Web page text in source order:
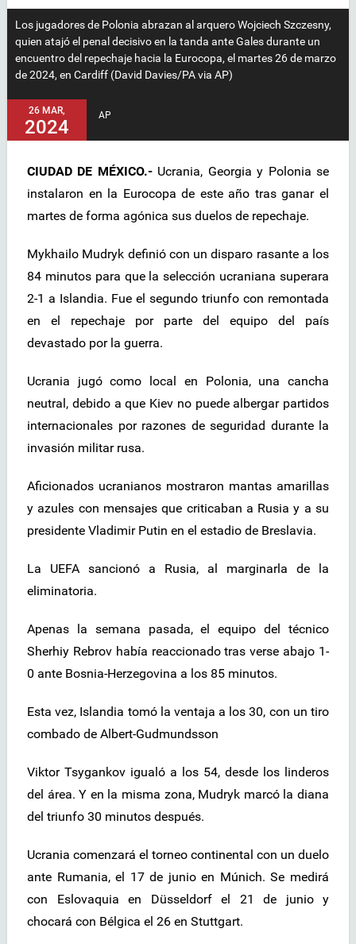
Los jugadores de Polonia abrazan al arquero Wojciech Szczesny,
quien atajó el penal decisivo en la tanda ante Gales durante un
encuentro del repechaje hacia la Eurocopa, el martes 26 de marzo
de 2024, en Cardiff (David Davies/PA via AP)
26 MAR,
2024
AP
CIUDAD DE MÉXICO.- Ucrania, Georgia y Polonia se
instalaron en la Eurocopa de este año tras ganar el
martes de forma agónica sus duelos de repechaje.
Mykhailo Mudryk definió con un disparo rasante a los
84 minutos para que la selección ucraniana superara
2-1 a Islandia. Fue el segundo triunfo con remontada
en el repechaje por parte del equipo del país
devastado por la guerra.
Ucrania jugó como local en Polonia, una cancha
neutral, debido a que Kiev no puede albergar partidos
internacionales por razones de seguridad durante la
invasión militar rusa.
Aficionados ucranianos mostraron mantas amarillas
y azules con mensajes que criticaban a Rusia y a su
presidente Vladimir Putin en el estadio de Breslavia.
La UEFA sancionó a Rusia, al marginarla de la
eliminatoria.
Apenas la semana pasada, el equipo del técnico
Sherhiy Rebrov había reaccionado tras verse abajo 1-
0 ante Bosnia-Herzegovina a los 85 minutos.
Esta vez, Islandia tomó la ventaja a los 30, con un tiro
combado de Albert-Gudmundsson
Viktor Tsygankov igualó a los 54, desde los linderos
del área. Y en la misma zona, Mudryk marcó la diana
del triunfo 30 minutos después.
Ucrania comenzará el torneo continental con un duelo
ante Rumania, el 17 de junio en Múnich. Se medirá
con Eslovaquia en Düsseldorf el 21 de junio y
chocará con Bélgica el 26 en Stuttgart.